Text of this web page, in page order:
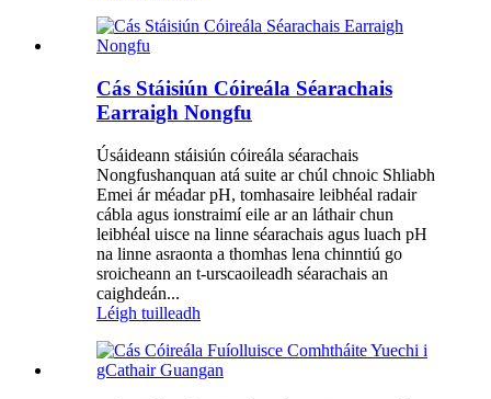
Cás Stáisiún Cóireála Séarachais
Earraigh Nongfu
Úsáideann stáisiún cóireála séarachais
Nongfushanquan atá suite ar chúl chnoic Shliabh
Emei ár méadar pH, tomhasaire leibhéal radair
cábla agus ionstraimí eile ar an láthair chun
leibhéal uisce na linne séarachais agus luach pH
na linne asraonta a thomhas lena chinntiú go
sroicheann an t-urscaoileadh séarachais an
caighdeán...
Léigh tuilleadh